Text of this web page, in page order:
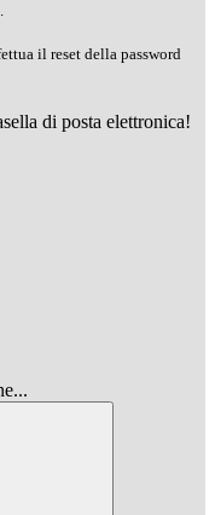
il reset della password
di posta elettronica!